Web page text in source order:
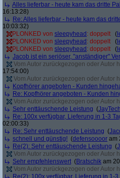
Alles lieferbar - heute kam das dritte
16:13:28)
Re: Alles lieferbar - heute kam das
10:03:32)
PLONKED von sleepyhead : doppelt (
PLONKED von sleepyhead : doppelt (
PLONKED von sleepyhead : doppelt (
Jacob ist ein seriöser, "anständiger"
Vom Autor zurückgezogen oder Autor
17:54:00)
Vom Autor zurückgezogen oder Autor
Kopfhörer angeboten - Kunden
Re: Kopfhörer angeboten - Kunden
Vom Autor zurückgezogen oder Autor
Sehr enttäuschende Leistung (
Re: 100x verfügbar, Lieferung in 1-3
02:00:33)
Re: Sehr enttäuschende Leistung (
schnell und günstig! (defensoooor am
Re(2): Sehr enttäuschende Leistung (
Vom Autor zurückgezogen oder Autor
Sehr empfehlenswert (Bratschik am
Vom Autor zurückgezogen oder Autor
Re(2): 100x verfügbar, Lieferung in 1-